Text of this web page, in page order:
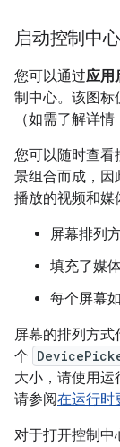
启动控制中心
您可以通过应用
制中心。该图标
（如需了解详
您可以随时查看
景组合而成，因
播放的视频和媒
屏幕排列
填充了媒
每个屏幕
屏幕的排列方式
个
大小，请使用运
请参阅在运行时
对于打开控制中